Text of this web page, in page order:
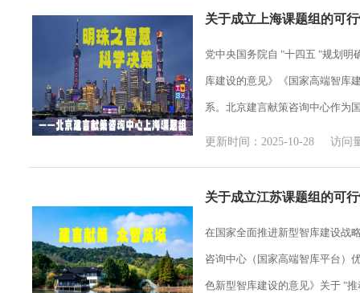
关于成立上海课题组的可
党中央国务院自 "十四五 "规划明
库建设的意见》《国家高端智库
系。北京建言献策咨询中心作为
更新时间：2025-10-28 访问
关于成立江苏课题组的可
在国家全面推进新型智库建设战
咨询中心（国家高端智库平台）
色新型智库建设的意见》关于 "